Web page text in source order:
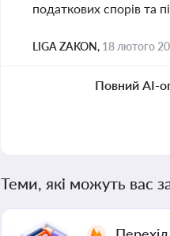
податкових спорів
LIGA ZAKON, 18 лютого
Повний AI-
Теми, які можуть вас